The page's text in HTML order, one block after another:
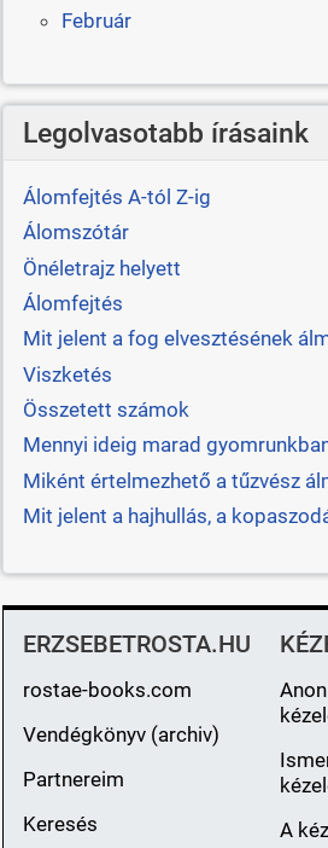
Február
Legolvasotabb írásaink
Álomfejtés A-tól Z-ig
Álomszótár
Önéletrajz helyett
Álomfejtés
Mit jelent a fog elvesztésének
Viszketés
Összetett számok
Mennyi ideig marad
Miként értelmezhető a tűzvész
Mit jelent a hajhullás, a
ERZSEBETROSTA.HU
rostae-books.com
Vendégkönyv (archiv)
Partnereim
Keresés
A